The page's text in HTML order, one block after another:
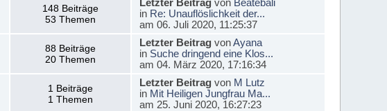
148 Beiträge
53 Themen
in Re: Unauflöslichkeit der...
am 06. Juli 2020, 11:25:37
88 Beiträge
20 Themen
Letzter BeitragvonAyana
in Suche dringend eine Klos...
am 04. März 2020, 17:16:34
1 Beiträge
1 Themen
Letzter Beitragvon M Lutz
in Mit Heiligen Jungfrau Ma...
am 25. Juni 2020, 16:27:23